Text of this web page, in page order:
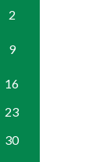
2
9
16
23
30